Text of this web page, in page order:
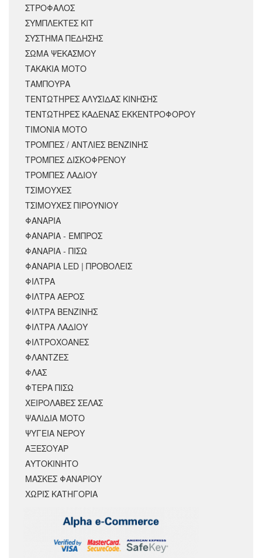
ΣΤΡΟΦΑΛΟΣ
ΣΥΜΠΛΕΚΤΕΣ ΚΙΤ
ΣΥΣΤΗΜΑ ΠΕΔΗΣΗΣ
ΣΩΜΑ ΨΕΚΑΣΜΟΥ
ΤΑΚΑΚΙΑ ΜΟΤΟ
ΤΑΜΠΟΥΡΑ
ΤΕΝΤΩΤΗΡΕΣ ΑΛΥΣΙΔΑΣ ΚΙΝΗΣΗΣ
ΤΕΝΤΩΤΗΡΕΣ ΚΑΔΕΝΑΣ ΕΚΚΕΝΤΡΟΦΟΡΟΥ
ΤΙΜΟΝΙΑ ΜΟΤΟ
ΤΡΟΜΠΕΣ / ΑΝΤΛΙΕΣ ΒΕΝΖΙΝΗΣ
ΤΡΟΜΠΕΣ ΔΙΣΚΟΦΡΕΝΟΥ
ΤΡΟΜΠΕΣ ΛΑΔΙΟΥ
ΤΣΙΜΟΥΧΕΣ
ΤΣΙΜΟΥΧΕΣ ΠΙΡΟΥΝΙΟΥ
ΦΑΝΑΡΙΑ
ΦΑΝΑΡΙΑ - ΕΜΠΡΟΣ
ΦΑΝΑΡΙΑ - ΠΙΣΩ
ΦΑΝΑΡΙΑ LED | ΠΡΟΒΟΛΕΙΣ
ΦΙΛΤΡΑ
ΦΙΛΤΡΑ ΑΕΡΟΣ
ΦΙΛΤΡΑ ΒΕΝΖΙΝΗΣ
ΦΙΛΤΡΑ ΛΑΔΙΟΥ
ΦΙΛΤΡΟΧΟΑΝΕΣ
ΦΛΑΝΤΖΕΣ
ΦΛΑΣ
ΦΤΕΡΑ ΠΙΣΩ
ΧΕΙΡΟΛΑΒΕΣ ΣΕΛΑΣ
ΨΑΛΙΔΙΑ ΜΟΤΟ
ΨΥΓΕΙΑ ΝΕΡΟΥ
ΑΞΕΣΟΥΆΡ
ΑΥΤΟΚΙΝΗΤΟ
ΜΑΣΚΕΣ ΦΑΝΑΡΙΟΥ
ΧΩΡΊΣ ΚΑΤΗΓΟΡΊΑ